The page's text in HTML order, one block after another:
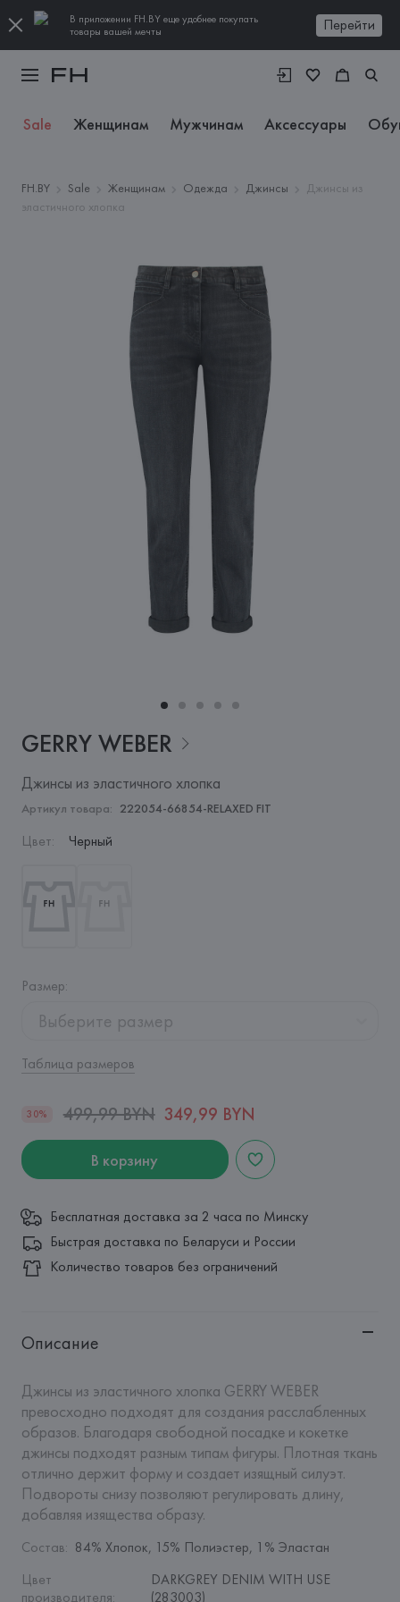
В приложении FH.BY еще удобнее покупать
товары вашей мечты
Перейти
Sale Женщинам Мужчинам Аксессуары
FH.BY Sale Женщинам Одежда Джинсы
Джинсы из
эластичного хлопка
GERRY WEBER
Джинсы из эластичного хлопка
Артикул товара: 222054-66854-RELAXED FIT
Цвет: Черный
Размер:
Выберите размер
Таблица размеров
30% 499,99 BYN 349,99 BYN
В корзину
Бесплатная доставка за 2 часа по Минску
Быстрая доставка по Беларуси и России
Количество товаров без ограничений
Описание
Джинсы из эластичного хлопка GERRY WEBER
превосходно подходят для создания расслабленных
образов. Благодаря свободной посадке и кокетке
джинсы подходят разным типам фигуры. Плотная ткань
отлично держит форму и создает изящный силуэт.
Подвороты снизу позволяют регулировать длину,
добавляя изящества образу.
Состав: 84% Хлопок, 15% Полиэстер, 1% Эластан
Цвет
производителя:
DARKGREY DENIM WITH USE
(283003)